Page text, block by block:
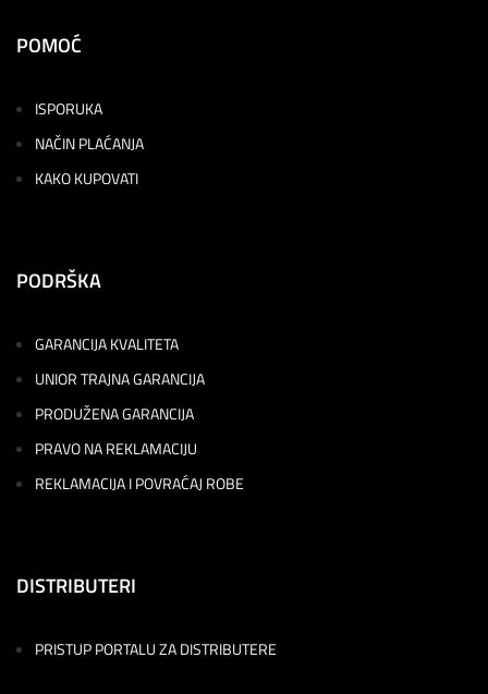
POMOĆ
ISPORUKA
NAČIN PLAĆANJA
KAKO KUPOVATI
PODRŠKA
GARANCIJA KVALITETA
UNIOR TRAJNA GARANCIJA
PRODUŽENA GARANCIJA
PRAVO NA REKLAMACIJU
REKLAMACIJA I POVRAĆAJ ROBE
DISTRIBUTERI
PRISTUP PORTALU ZA DISTRIBUTERE